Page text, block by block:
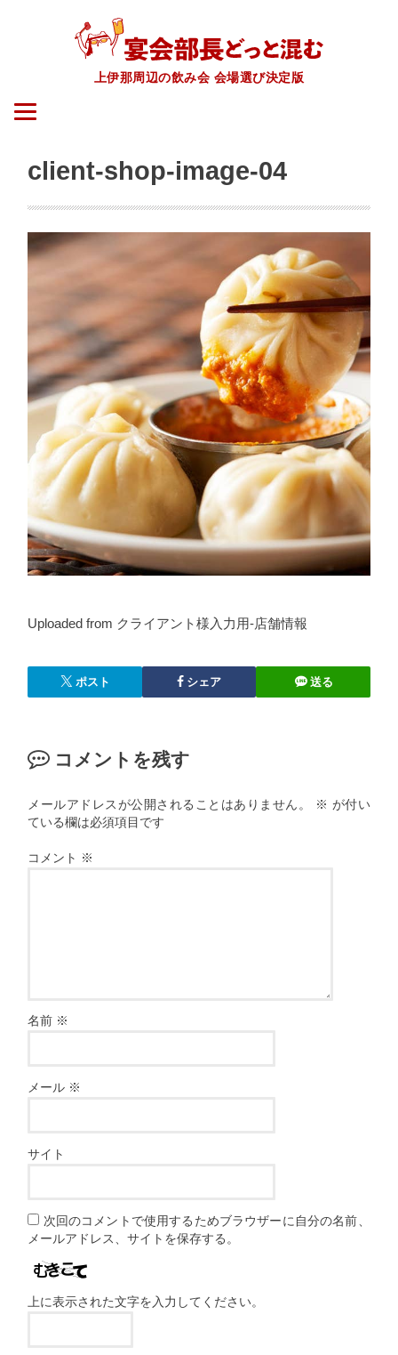
上伊那周辺の飲み会 会場選び決定版
client-shop-image-04
Uploaded from クライアント様入力用-店舗情報
ポスト シェア 送る
コメントを残す
メールアドレスが公開されることはありません。 ※ が付い
ている欄は必須項目です
コメント ※
名前 ※
メール ※
サイト
次回のコメントで使用するためブラウザーに自分の名前、
メールアドレス、サイトを保存する。
上に表示された文字を入力してください。